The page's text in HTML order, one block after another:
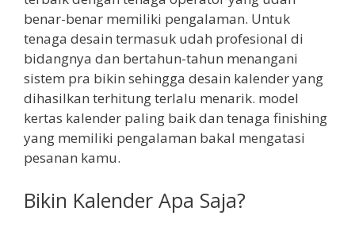
benar-benar memiliki pengalaman. Untuk
tenaga desain termasuk udah profesional di
bidangnya dan bertahun-tahun menangani
sistem pra bikin sehingga desain kalender yang
dihasilkan terhitung terlalu menarik. model
kertas kalender paling baik dan tenaga finishing
yang memiliki pengalaman bakal mengatasi
pesanan kamu.
Bikin Kalender Apa Saja?